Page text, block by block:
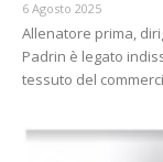
6 Agosto 2025
Allenatore prima,
Padrin è legato
tessuto del